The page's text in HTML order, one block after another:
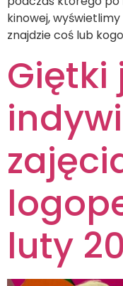
kinowej,
znajdzie coś lub
Giętki
luty